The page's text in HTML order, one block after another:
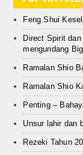
Feng Shui
Direct Spirit
mengundang
Ramalan Shio
Ramalan Shio
Penting –
Unsur lahir dan
Rezeki Tahun